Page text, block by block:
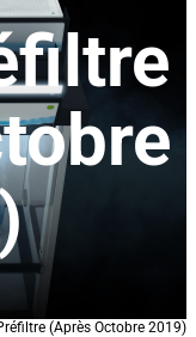
(Après Octobre 2019)